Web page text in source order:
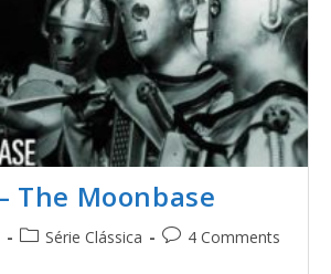
The Moonbase
Série Clássica 4 Comments